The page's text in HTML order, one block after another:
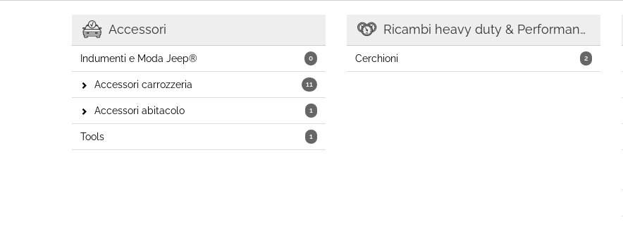
Accessori
0
Indumenti e Moda Jeep®
11
Accessori carrozzeria
1
Accessori abitacolo
1
Tools
Ricambi heavy duty & Performance
2
Cerchioni